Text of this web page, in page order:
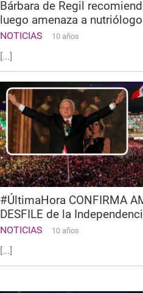
Bárbara de Regil
luego amenaza a nutriólogo
NOTICIAS 10 años
[...]
#ÚltimaHora CONFIRMA
DESFILE de la
NOTICIAS 10 años
[...]